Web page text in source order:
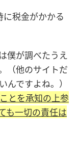
に税金がかかる
僕が調べたうえ
（他のサイトだ
んですよね。）
とを承知の上参
も一切の責任は